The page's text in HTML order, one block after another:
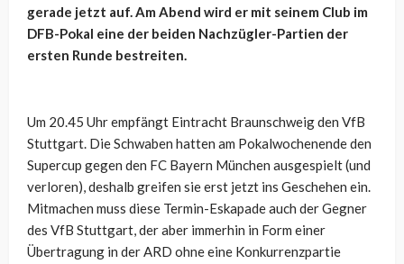
gerade jetzt auf. Am Abend wird er mit seinem Club im
DFB-Pokal eine der beiden Nachzügler-Partien der
ersten Runde bestreiten.
Um 20.45 Uhr empfängt Eintracht Braunschweig den VfB
Stuttgart. Die Schwaben hatten am Pokalwochenende den
Supercup gegen den FC Bayern München ausgespielt (und
verloren), deshalb greifen sie erst jetzt ins Geschehen ein.
Mitmachen muss diese Termin-Eskapade auch der Gegner
des VfB Stuttgart, der aber immerhin in Form einer
Übertragung in der ARD ohne eine Konkurrenzpartie